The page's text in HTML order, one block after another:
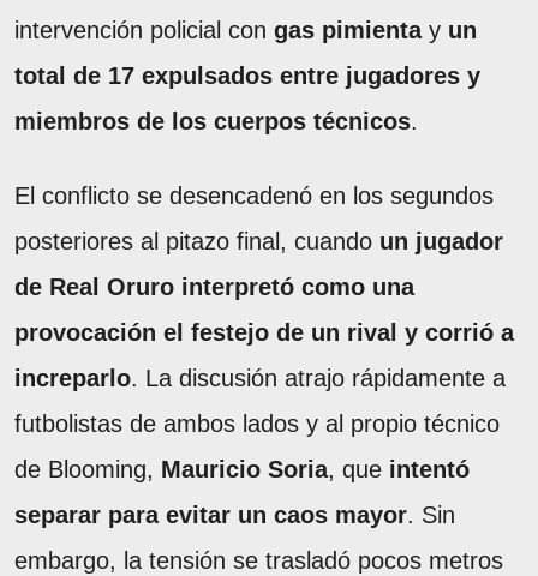
intervención policial con gas pimientay un
total de 17 expulsados entre jugadores y
miembros de los cuerpos técnicos.
El conflicto se desencadenó en los segundos
posteriores al pitazo final, cuando un jugador
de Real Oruro interpretó como una
provocación el festejo de un rival y corrió a
increparlo. La discusión atrajo rápidamente a
futbolistas de ambos lados y al propio técnico
de Blooming, Mauricio Soria, que intentó
separar para evitar un caos mayor. Sin
embargo, la tensión se trasladó pocos metros